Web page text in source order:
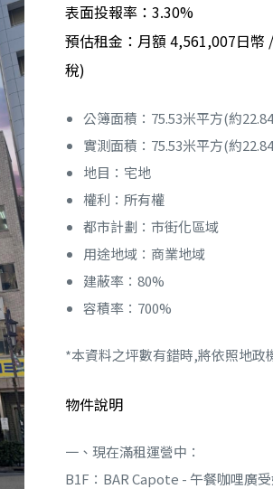
表面投報率：3.30%
預估租金：月額 4,561,007日
稅)
公簿面積：75.53米平方(約
實測面積：75.53米平方(約
地目：宅地
權利：所有權
都市計劃：市街化區域
用途地域：商業地域
建蔽率：80%
容積率：700%
*本資料之坪數有錯時,將依照地政
物件說明
一、現在滿租運營中：
B1F：BAR Capote - 午餐咖哩廣